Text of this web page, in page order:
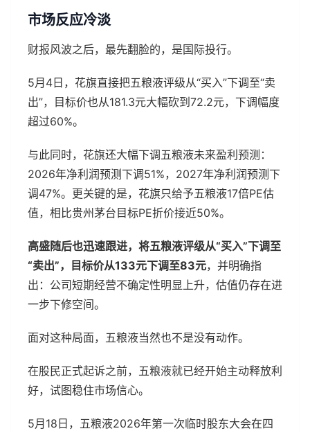
市场反应冷淡
财报风波之后，最先翻脸的，是国际投行。
5月4日，花旗直接把五粮液评级从“买入”下调至“卖
出”，目标价也从181.3元大幅砍到72.2元，下调幅度
超过60%。
与此同时，花旗还大幅下调五粮液未来盈利预测：
2026年净利润预测下调51%，2027年净利润预测下
调47%。更关键的是，花旗只给予五粮液17倍PE估
值，相比贵州茅台目标PE折价接近50%。
高盛随后也迅速跟进，将五粮液评级从“买入”下调至
“卖出”，目标价从133元下调至83元，并明确指
出：公司短期经营不确定性明显上升，估值仍存在进
一步下修空间。
面对这种局面，五粮液当然也不是没有动作。
在股民正式起诉之前，五粮液就已经开始主动释放利
好，试图稳住市场信心。
5月18日，五粮液2026年第一次临时股东大会在四